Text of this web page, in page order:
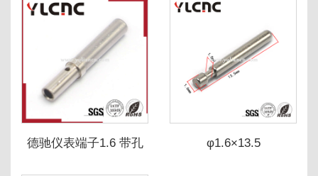
德驰仪表端子1.6 带孔 φ1.6×13.5